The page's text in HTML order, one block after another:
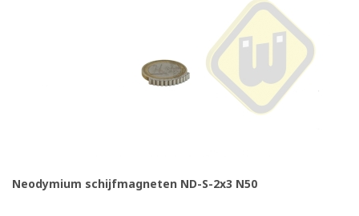
Neodymium schijfmagneten ND-S-2x3 N50